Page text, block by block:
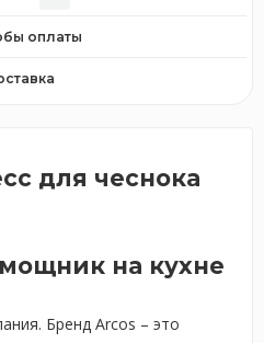
оплаты
для чеснока
на кухне
Бренд Arcos – это